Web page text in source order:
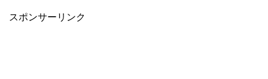
スポンサーリンク